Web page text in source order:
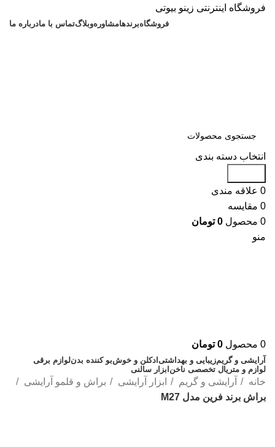
فروشگاه اینترنتی زینو بیوتی
فروشگاهبرندهامشاورهوبلاگتماس با مادرباره ما
انتخاب دسته بندی
0 علاقه مندی
0 مقایسه
0 محصول 0 تومان
منو
0 محصول 0 تومان
آرایشی و گریمزیبایی و بهداشتی ادکلن و خوش‌بو کننده بدنلوازم برقی
لوازم و متریال تخصصی ناخن ابزار سالنی
خانه آرایشی و گریم ابزار آرایشی
براش و قلمو آرایشی
براش برند فرین مدل M27